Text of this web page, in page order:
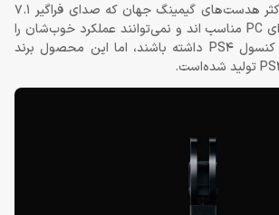
در بالا اشاره شد که اکثر هدست‌های گیمینگ جهان که صدای فراگیر 7.1
ارائه می‌دهند، فقط برای PC مناسب اند و نمی‌توانند عملکرد خوب‌شان را
در کنسول‌ها از جمله کنسول PS4 داشته باشند، اما این محصول برند